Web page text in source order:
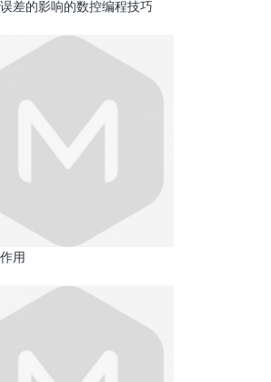
差的影响的数控编程技巧
用